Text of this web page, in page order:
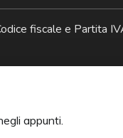
fiscale e Partita
appunti.